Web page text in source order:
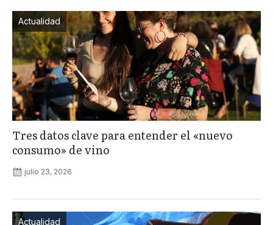
Actualidad
Tres datos clave para entender el «nuevo
consumo» de vino
julio 23, 2026
Actualidad